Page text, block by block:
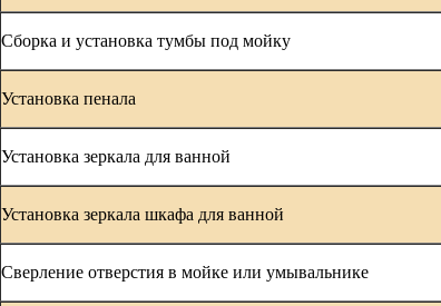
Сборка и установка тумбы под мойку
Установка пенала
Установка зеркала для ванной
Установка зеркала шкафа для ванной
Сверление отверстия в мойке или умывальнике